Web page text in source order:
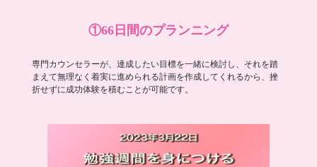
①66日間のプランニング
専門カウンセラーが、達成したい目標を一緒に検討し、それを踏
まえて無理なく着実に進められる計画を作成してくれるから、挫
折せずに成功体験を積むことが可能です。